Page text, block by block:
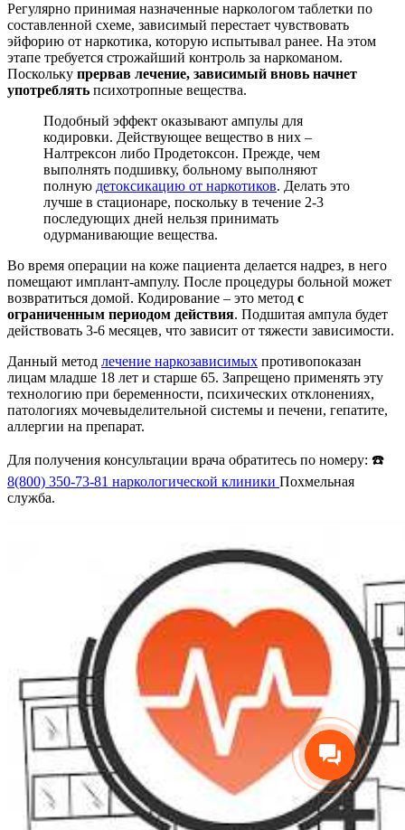
Регулярно принимая назначенные наркологом таблетки по
составленной схеме, зависимый перестает чувствовать
эйфорию от наркотика, которую испытывал ранее. На этом
этапе требуется строжайший контроль за наркоманом.
Поскольку прервав лечение, зависимый вновь начнет
употреблять психотропные вещества.
Подобный эффект оказывают ампулы для
кодировки. Действующее вещество в них –
Налтрексон либо Продетоксон. Прежде, чем
выполнять подшивку, больному выполняют
полную детоксикацию от наркотиков. Делать это
лучше в стационаре, поскольку в течение 2-3
последующих дней нельзя принимать
одурманивающие вещества.
Во время операции на коже пациента делается надрез, в него
помещают имплант-ампулу. После процедуры больной может
возвратиться домой. Кодирование – это метод с
ограниченным периодом действия. Подшитая ампула будет
действовать 3-6 месяцев, что зависит от тяжести зависимости.
Данный метод лечение наркозависимых противопоказан
лицам младше 18 лет и старше 65. Запрещено применять эту
технологию при беременности, психических отклонениях,
патологиях мочевыделительной системы и печени, гепатите,
аллергии на препарат.
Для получения консультации врача обратитесь по номеру: ☎️
8(800) 350-73-81 наркологической клиники Похмельная
служба.